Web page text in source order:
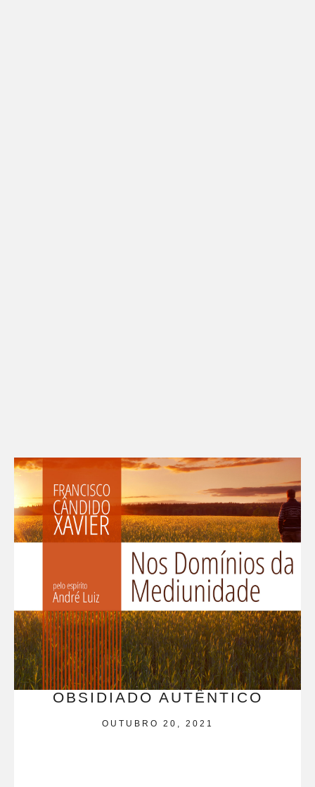
OBSIDIADO AUTÊNTICO
OUTUBRO 20, 2021